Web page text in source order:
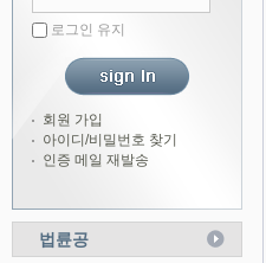
로그인 유지
회원 가입
아이디/비밀번호 찾기
인증 메일 재발송
법륜공